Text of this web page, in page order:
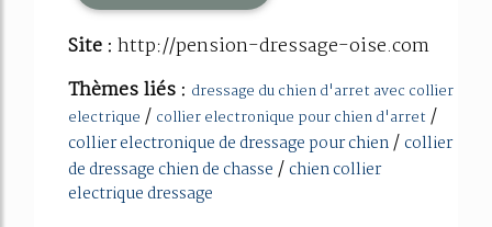
Site : http://pension-dressage-oise.com
Thèmes liés : dressage du chien d'arret avec collier
electrique / collier electronique pour chien d'arret /
collier electronique de dressage pour chien/ collier
de dressage chien de chasse / chien collier
electrique dressage